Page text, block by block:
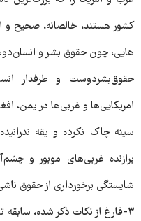
کشور هستند، خالصانه، صحیح
هایی، چون حقوق بشر و
حقوق‌بشردوست و طرفدار
امریکایی‌ها و غربی‌ها در یمن،
سینه چاک نکرده و یقه
برازنده غربی‌های موبور و
شایستگی برخورداری از حقوق ناشی
۳-‌فارغ از نکات ذکر شده،